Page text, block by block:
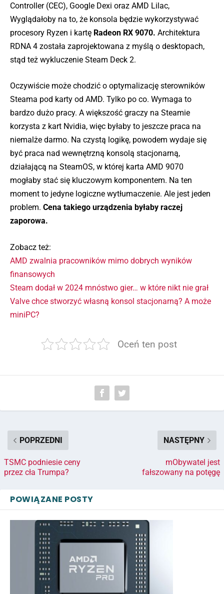
Controller (CEC), Google Dexi oraz AMD Lilac,
Wyglądałoby na to, że konsola będzie wykorzystywać
procesory Ryzen i kartę Radeon RX 9070. Architektura
RDNA 4 została zaprojektowana z myślą o desktopach,
stąd też wykluczenie Steam Deck 2.
Oczywiście może chodzić o optymalizację sterowników
Steama pod karty od AMD. Tylko po co. Wymaga to
bardzo dużo pracy. A większość graczy na Steamie
korzysta z kart Nvidia, więc byłaby to jeszcze praca na
niemalże darmo. Na czystą logikę, powodem wydaje się
być praca nad wewnętrzną konsolą stacjonarną,
działającą na SteamOS, w której karta AMD 9070
mogłaby stać się kluczowym komponentem. Na ten
moment to jedyne logiczne wytłumaczenie. Ale jest jeden
problem. Cena takiego urządzenia byłaby raczej
zaporowa.
Zobacz też:
AMD zwalnia pracowników mimo dobrych wyników
finansowych
Steam dodał w 2024 mnóstwo gier… w które nikt nie grał
Valve chce stworzyć własną konsol stacjonarną? A może
miniPC?
Oceń ten post
POPRZEDNI
TSMC podniesie ceny
przez cła Trumpa?
NASTĘPNY
mObywatel jest
fałszowany na potęgę
POWIĄZANE POSTY